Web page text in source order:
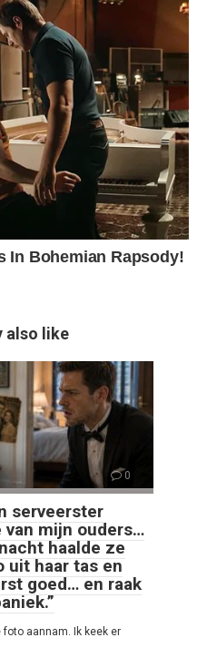
also like
0
serveerster
van mijn ouders…
haalde ze
uit haar tas en
goed… en raak
aannam. Ik keek er